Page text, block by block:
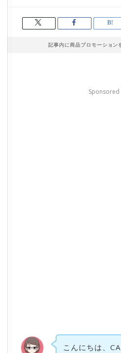
記事内に商品プロモーション
Sponsored
こんにちは、